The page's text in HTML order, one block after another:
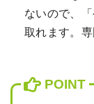
ないので、
取れます。